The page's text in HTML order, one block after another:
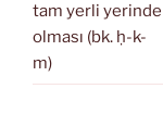
tam yerli yerinde
olması (bk. ḥ-k-
m)